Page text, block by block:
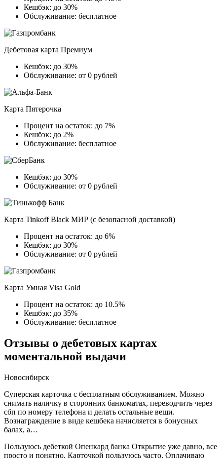
Кешбэк: до 30%
Обслуживание: бесплатное
Дебетовая карта Премиум
Кешбэк: до 30%
Обслуживание: от 0 рублей
Карта Пятерочка
Процент на остаток: до 7%
Кешбэк: до 2%
Обслуживание: бесплатное
Кешбэк: до 30%
Обслуживание: от 0 рублей
Карта Tinkoff Black МИР (с безопасной доставкой)
Процент на остаток: до 6%
Кешбэк: до 30%
Обслуживание: от 0 рублей
Карта Умная Visa Gold
Процент на остаток: до 10.5%
Кешбэк: до 35%
Обслуживание: бесплатное
Отзывы о дебетовых картах
моментальной выдачи
Новосибирск
Суперская карточка с бесплатным обслуживанием. Можно
снимать наличку в сторонних банкоматах, переводчить через
сбп по номеру телефона и делать остальные вещи.
Вознаграждение в виде кешбека начисляется в бонусных
балах, а…
Пользуюсь дебеткой Опенкард банка Открытие уже давно, все
просто и понятно. Карточкой пользуюсь часто. Оплачиваю